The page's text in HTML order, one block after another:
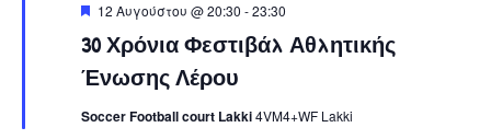
30 Χρόνια Φεστιβάλ Αθλητικής
Ένωσης Λέρου
Featured
12 Αυγούστου @ 20:30 -23:30
Soccer Football court Lakki4VM4+WF Lakki